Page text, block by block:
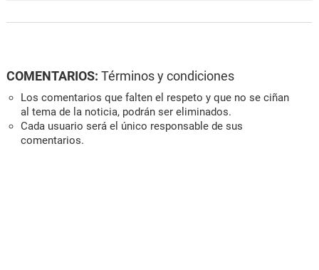
COMENTARIOS: Términos y condiciones
Los comentarios que falten el respeto y que no se ciñan
al tema de la noticia, podrán ser eliminados.
Cada usuario será el único responsable de sus
comentarios.